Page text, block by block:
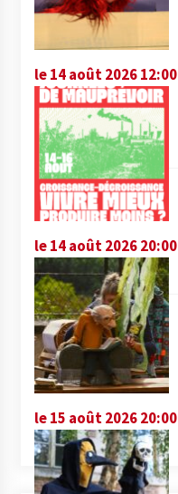
le 14 août 2026 12:00
le 14 août 2026 20:00
le 15 août 2026 20:00